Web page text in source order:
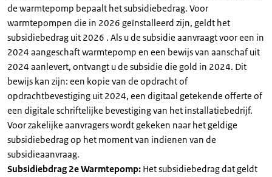
de warmtepomp bepaalt het subsidiebedrag. Voor
warmtepompen die in 2026 geïnstalleerd zijn, geldt het
subsidiebedrag uit 2026 . Als u de subsidie aanvraagt voor een in
2024 aangeschaft warmtepomp en een bewijs van aanschaf uit
2024 aanlevert, ontvangt u de subsidie die gold in 2024. Dit
bewijs kan zijn: een kopie van de opdracht of
opdrachtbevestiging uit 2024, een digitaal getekende offerte of
een digitale schriftelijke bevestiging van het installatiebedrijf.
Voor zakelijke aanvragers wordt gekeken naar het geldige
subsidiebedrag op het moment van indienen van de
subsidieaanvraag.
Subsidiebdrag 2e Warmtepomp: Het subsidiebedrag dat geldt